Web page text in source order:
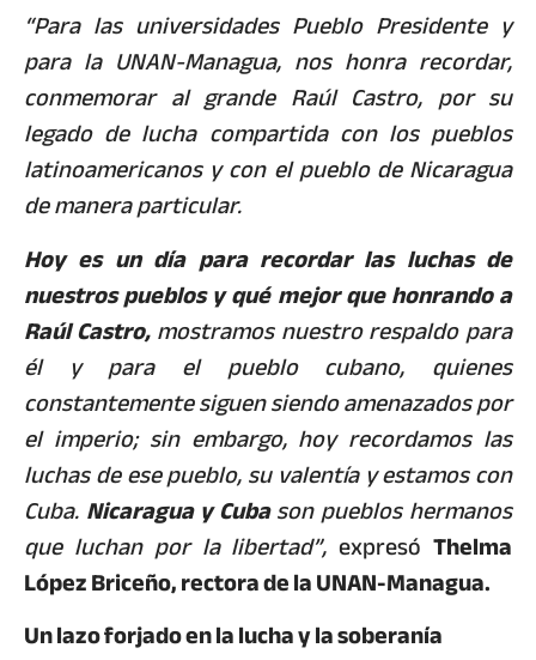
“Para las universidades Pueblo Presidente y
para la UNAN-Managua, nos honra recordar,
conmemorar al grande Raúl Castro, por su
legado de lucha compartida con los pueblos
latinoamericanos y con el pueblo de Nicaragua
de manera particular.
Hoy es un día para recordar las luchas de
nuestros pueblos y qué mejor que honrando a
Raúl Castro,mostramos nuestro respaldo para
él y para el pueblo cubano, quienes
constantemente siguen siendo amenazados por
el imperio; sin embargo, hoy recordamos las
luchas de ese pueblo, su valentía y estamos con
Cuba.Nicaragua y Cubason pueblos hermanos
que luchan por la libertad”,expresóThelma
López Briceño, rectora de la UNAN-Managua.
Un lazo forjado en la lucha y la soberanía